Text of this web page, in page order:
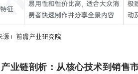
业链剖析：从核心技术到销售